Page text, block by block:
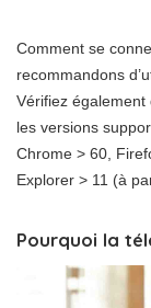
Comment se
recommandons
Vérifiez
les versions
Chrome > 60,
Explorer > 11 (à
Pourquoi la